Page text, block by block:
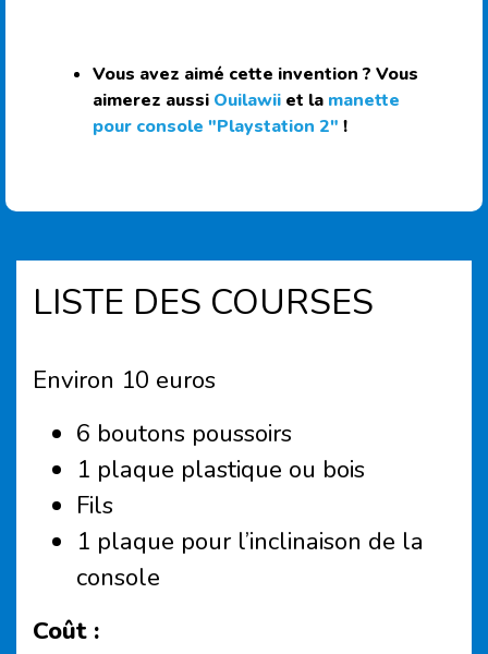
Vous avez aimé cette invention ? Vous
aimerez aussi Ouilawii et la manette
pour console "Playstation 2" !
LISTE DES COURSES
Environ 10 euros
6 boutons poussoirs
1 plaque plastique ou bois
Fils
1 plaque pour l’inclinaison de la
console
Coût :